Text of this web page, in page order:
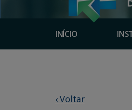
INÍCIO
‹ Voltar